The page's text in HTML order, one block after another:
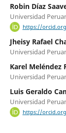
Robin Díaz
Universidad
https://
Jheisy Rafael
Universidad
Karel Meléndez
Universidad
Luis Geraldo
Universidad
https://